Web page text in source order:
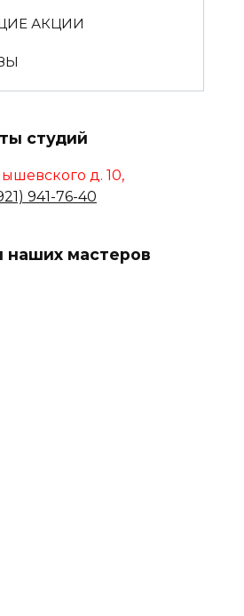
АКЦИИ
студий
д. 10,
941-76-40
наших мастеров